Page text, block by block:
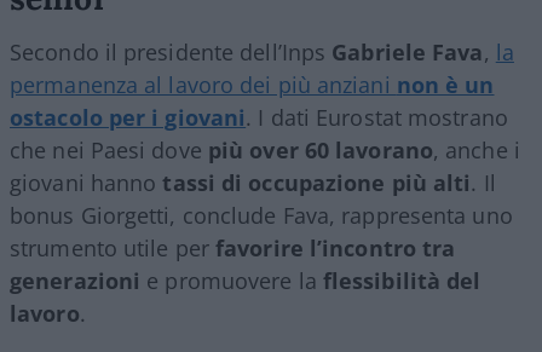
Secondo il presidente dell’Inps Gabriele Fava, la
permanenza al lavoro dei più anziani non è un
ostacolo per i giovani. I dati Eurostat mostrano
che nei Paesi dove più over 60 lavorano, anche i
giovani hannotassi di occupazione più alti. Il
bonus Giorgetti, conclude Fava, rappresenta uno
strumento utile perfavorire l’incontro tra
generazioni e promuovere la flessibilità del
lavoro.